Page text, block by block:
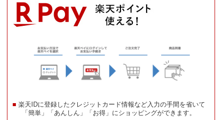
楽天IDに登録したクレジットカード情報など入力の手間を省いて
「簡単」「あんしん」「お得」にショッピングができます。